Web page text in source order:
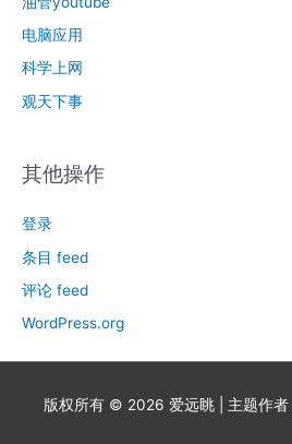
电脑应用
科学上网
观天下事
其他操作
登录
条目 feed
评论 feed
WordPress.org
版权所有 © 2026 爱远眺 | 主题作者